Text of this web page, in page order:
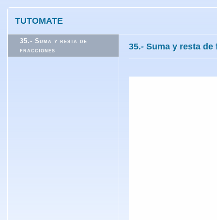
TUTOMATE
35.- Suma y resta de
fracciones
35.- Suma y resta